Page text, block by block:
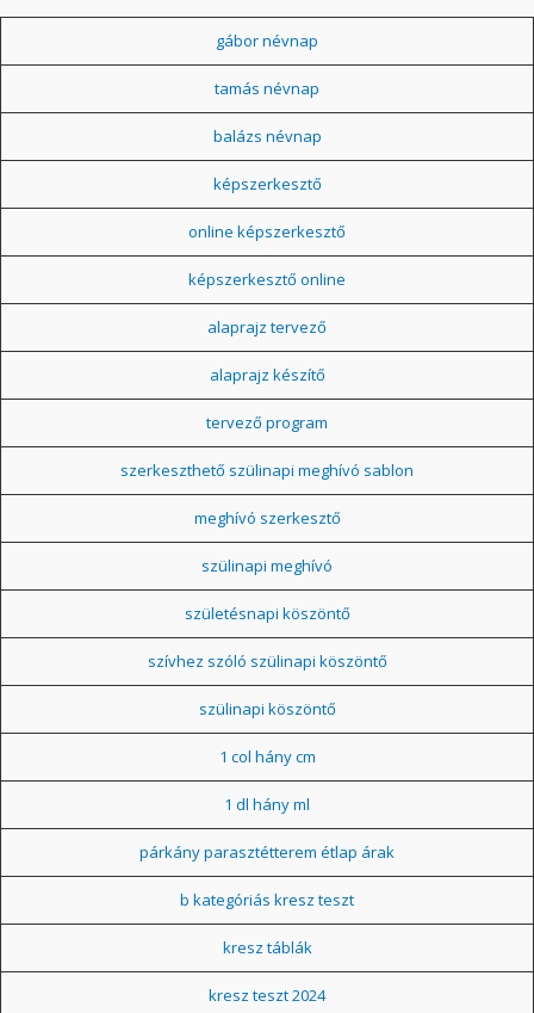
gábor névnap
tamás névnap
balázs névnap
képszerkesztő
online képszerkesztő
képszerkesztő online
alaprajz tervező
alaprajz készítő
tervező program
szerkeszthető szülinapi meghívó sablon
meghívó szerkesztő
szülinapi meghívó
születésnapi köszöntő
szívhez szóló szülinapi köszöntő
szülinapi köszöntő
1 col hány cm
1 dl hány ml
párkány parasztétterem étlap árak
b kategóriás kresz teszt
kresz táblák
kresz teszt 2024